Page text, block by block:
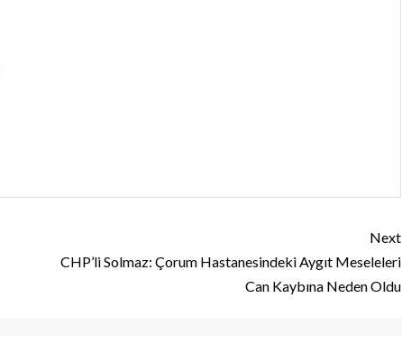
Next
CHP’li Solmaz: Çorum Hastanesindeki Aygıt Meseleleri
Can Kaybına Neden Oldu